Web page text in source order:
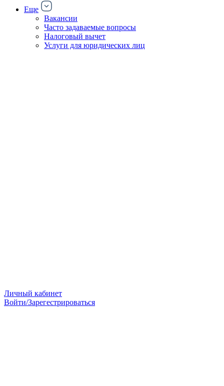
Еще
Вакансии
Часто задаваемые вопросы
Налоговый вычет
Услуги для юридических лиц
Личный кабинет
Войти/Зарегестрироваться